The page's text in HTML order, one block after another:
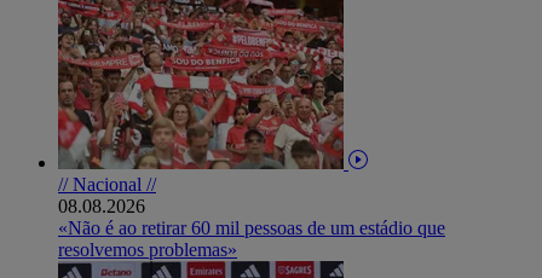
// Nacional //
08.08.2026
«Não é ao retirar 60 mil pessoas de um estádio que
resolvemos problemas»